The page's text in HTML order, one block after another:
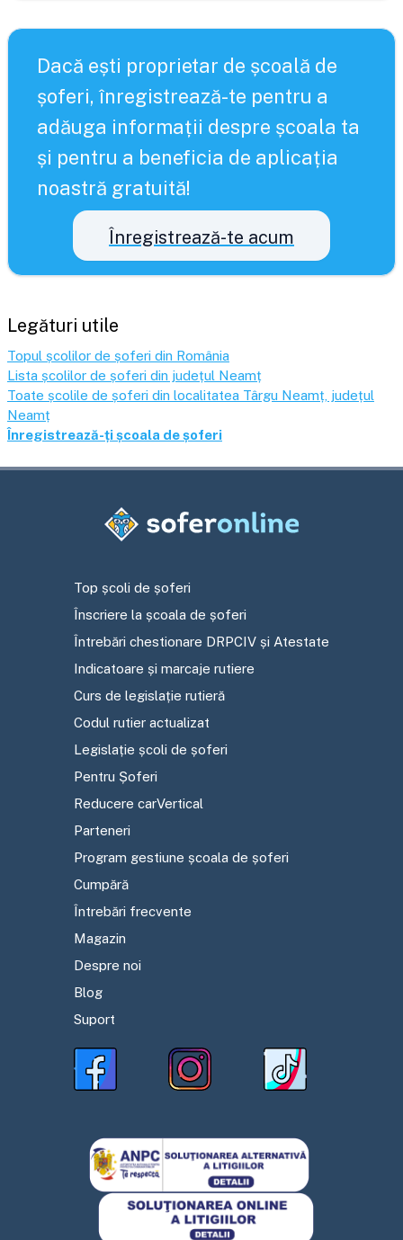
Dacă ești proprietar de școală de
șoferi, înregistrează-te pentru a
adăuga informații despre școala ta
și pentru a beneficia de aplicația
noastră gratuită!
Înregistrează-te acum
Legături utile
Topul școlilor de șoferi din România
Lista școlilor de șoferi din județul Neamț
Toate școlile de șoferi din localitatea Târgu Neamț , județul
Neamț
Înregistrează-ți școala de șoferi
Top școli de șoferi
Înscriere la școala de șoferi
Întrebări chestionare DRPCIV și Atestate
Indicatoare și marcaje rutiere
Curs de legislație rutieră
Codul rutier actualizat
Legislație școli de șoferi
Pentru Șoferi
Reducere carVertical
Parteneri
Program gestiune școala de șoferi
Cumpără
Întrebări frecvente
Magazin
Despre noi
Blog
Suport